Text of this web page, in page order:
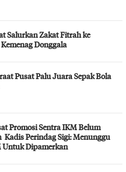
Salurkan Zakat Fitrah ke
Donggala
Pusat Palu Juara Sepak Bola
Promosi Sentra IKM Belum
Perindag Sigi: Menunggu
Untuk Dipamerkan